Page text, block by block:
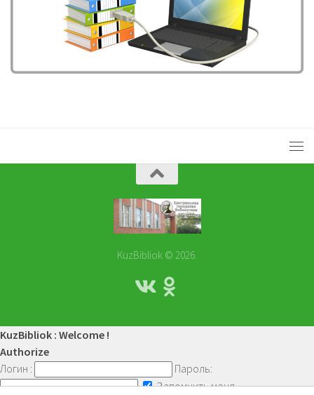
KuzBibliok © 2026.
KuzBibliok : Welcome !
Authorize
Логин :
Пароль:
Запомнить меня